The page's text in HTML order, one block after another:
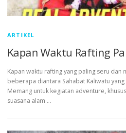
ARTIKEL
Kapan Waktu Rafting
Kapan waktu rafting yang paling seru dan
beberapa diantara Sahabat Kaliwatu
Memang untuk kegiatan adventure,
suasana alam …